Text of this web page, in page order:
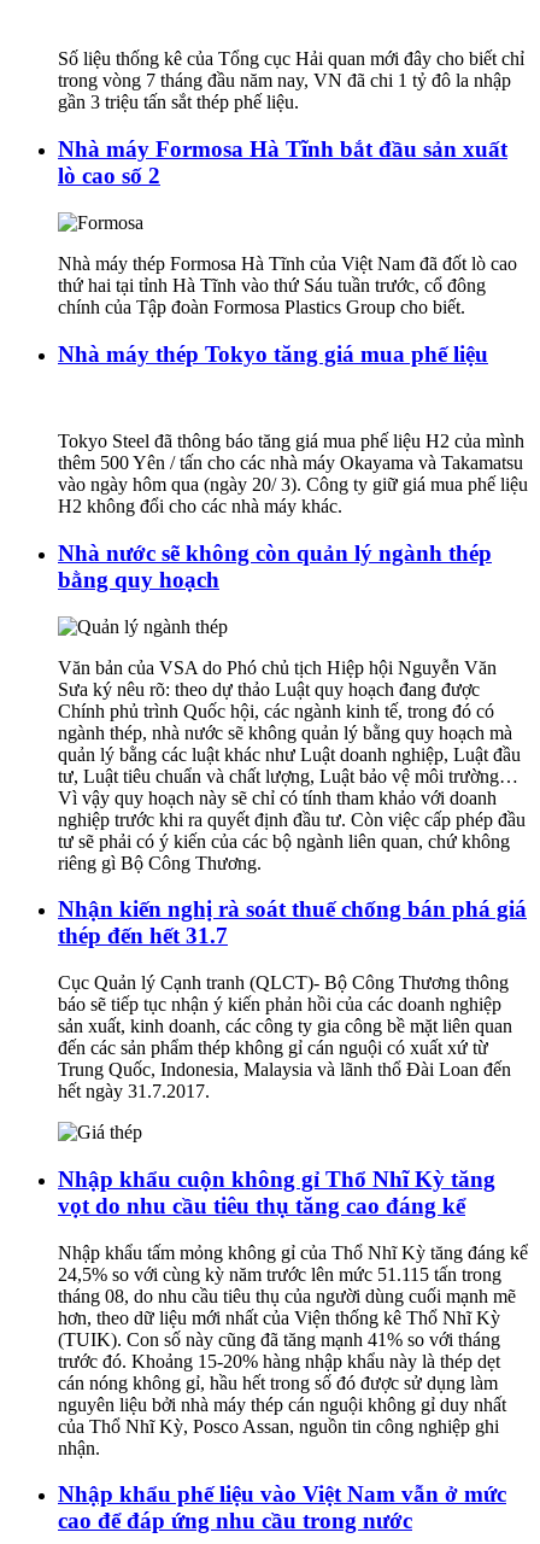
Số liệu thống kê của Tổng cục Hải quan mới đây cho biết chỉ
trong vòng 7 tháng đầu năm nay, VN đã chi 1 tỷ đô la nhập
gần 3 triệu tấn sắt thép phế liệu.
Nhà máy Formosa Hà Tĩnh bắt đầu sản xuất
lò cao số 2
Nhà máy thép Formosa Hà Tĩnh của Việt Nam đã đốt lò cao
thứ hai tại tỉnh Hà Tĩnh vào thứ Sáu tuần trước, cổ đông
chính của Tập đoàn Formosa Plastics Group cho biết.
Nhà máy thép Tokyo tăng giá mua phế liệu
Tokyo Steel đã thông báo tăng giá mua phế liệu H2 của mình
thêm 500 Yên / tấn cho các nhà máy Okayama và Takamatsu
vào ngày hôm qua (ngày 20/ 3). Công ty giữ giá mua phế liệu
H2 không đổi cho các nhà máy khác.
Nhà nước sẽ không còn quản lý ngành thép
bằng quy hoạch
Văn bản của VSA do Phó chủ tịch Hiệp hội Nguyễn Văn
Sưa ký nêu rõ: theo dự thảo Luật quy hoạch đang được
Chính phủ trình Quốc hội, các ngành kinh tế, trong đó có
ngành thép, nhà nước sẽ không quản lý bằng quy hoạch mà
quản lý bằng các luật khác như Luật doanh nghiệp, Luật đầu
tư, Luật tiêu chuẩn và chất lượng, Luật bảo vệ môi trường…
Vì vậy quy hoạch này sẽ chỉ có tính tham khảo với doanh
nghiệp trước khi ra quyết định đầu tư. Còn việc cấp phép đầu
tư sẽ phải có ý kiến của các bộ ngành liên quan, chứ không
riêng gì Bộ Công Thương.
Nhận kiến nghị rà soát thuế chống bán phá giá
thép đến hết 31.7
Cục Quản lý Cạnh tranh (QLCT)- Bộ Công Thương thông
báo sẽ tiếp tục nhận ý kiến phản hồi của các doanh nghiệp
sản xuất, kinh doanh, các công ty gia công bề mặt liên quan
đến các sản phẩm thép không gỉ cán nguội có xuất xứ từ
Trung Quốc, Indonesia, Malaysia và lãnh thổ Đài Loan đến
hết ngày 31.7.2017.
Nhập khẩu cuộn không gỉ Thổ Nhĩ Kỳ tăng
vọt do nhu cầu tiêu thụ tăng cao đáng kể
Nhập khẩu tấm mỏng không gỉ của Thổ Nhĩ Kỳ tăng đáng kể
24,5% so với cùng kỳ năm trước lên mức 51.115 tấn trong
tháng 08, do nhu cầu tiêu thụ của người dùng cuối mạnh mẽ
hơn, theo dữ liệu mới nhất của Viện thống kê Thổ Nhĩ Kỳ
(TUIK). Con số này cũng đã tăng mạnh 41% so với tháng
trước đó. Khoảng 15-20% hàng nhập khẩu này là thép dẹt
cán nóng không gỉ, hầu hết trong số đó được sử dụng làm
nguyên liệu bởi nhà máy thép cán nguội không gỉ duy nhất
của Thổ Nhĩ Kỳ, Posco Assan, nguồn tin công nghiệp ghi
nhận.
Nhập khẩu phế liệu vào Việt Nam vẫn ở mức
cao để đáp ứng nhu cầu trong nước